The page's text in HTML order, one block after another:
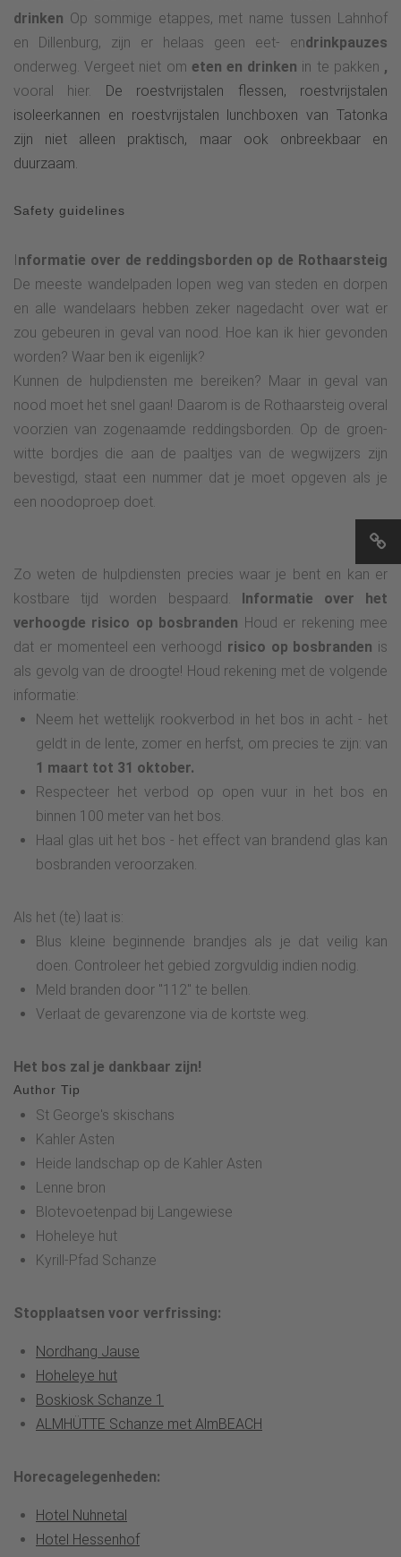
drinken Op sommige etappes, met name tussen Lahnhof
en Dillenburg, zijn er helaas geen eet- endrinkpauzes
onderweg. Vergeet niet om eten en drinken in te pakken ,
vooral hier. De roestvrijstalen flessen, roestvrijstalen
isoleerkannen en roestvrijstalen lunchboxen van Tatonka
zijn niet alleen praktisch, maar ook onbreekbaar en
duurzaam.
Safety guidelines
Informatie over de reddingsborden op de Rothaarsteig
De meeste wandelpaden lopen weg van steden en dorpen
en alle wandelaars hebben zeker nagedacht over wat er
zou gebeuren in geval van nood. Hoe kan ik hier gevonden
worden? Waar ben ik eigenlijk?
Kunnen de hulpdiensten me bereiken? Maar in geval van
nood moet het snel gaan! Daarom is de Rothaarsteig overal
voorzien van zogenaamde reddingsborden. Op de groen-
witte bordjes die aan de paaltjes van de wegwijzers zijn
bevestigd, staat een nummer dat je moet opgeven als je
een noodoproep doet.
Zo weten de hulpdiensten precies waar je bent en kan er
kostbare tijd worden bespaard. Informatie over het
verhoogde risico op bosbranden Houd er rekening mee
dat er momenteel een verhoogd risico op bosbranden is
als gevolg van de droogte! Houd rekening met de volgende
informatie:
Neem het wettelijk rookverbod in het bos in acht - het
geldt in de lente, zomer en herfst, om precies te zijn: van
1 maart tot 31 oktober.
Respecteer het verbod op open vuur in het bos en
binnen 100 meter van het bos.
Haal glas uit het bos - het effect van brandend glas kan
bosbranden veroorzaken.
Als het (te) laat is:
Blus kleine beginnende brandjes als je dat veilig kan
doen. Controleer het gebied zorgvuldig indien nodig.
Meld branden door "112" te bellen.
Verlaat de gevarenzone via de kortste weg.
Het bos zal je dankbaar zijn!
Author Tip
St George's skischans
Kahler Asten
Heide landschap op de Kahler Asten
Lenne bron
Blotevoetenpad bij Langewiese
Hoheleye hut
Kyrill-Pfad Schanze
Stopplaatsen voor verfrissing:
Nordhang Jause
Hoheleye hut
Boskiosk Schanze 1
ALMHÜTTE Schanze met AlmBEACH
Horecagelegenheden:
Hotel Nuhnetal
Hotel Hessenhof